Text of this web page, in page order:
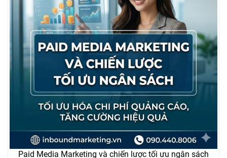
Paid Media Marketing và chiến lược tối ưu ngân sách